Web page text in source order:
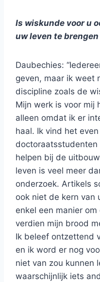
Is wiskunde voor u
uw leven te
Daubechies:
geven, maar ik weet
discipline zoals de
Mijn werk is voor mij
alleen omdat ik er
haal. Ik vind het
helpen bij de
leven is veel meer
onderzoek. Artikels
ook niet de kern van
enkel een manier
verdien mijn brood
Ik beleef ontzettend
en ik word er nog
niet van zou kunnen
waarschijnlijk iets